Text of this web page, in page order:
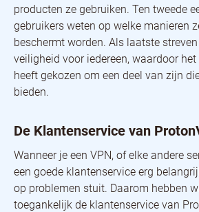
producten ze gebruiken. Ten tweede
gebruikers weten op welke manieren
beschermt worden. Als laatste
veiligheid voor iedereen, waardoor
heeft gekozen om een deel van zijn
bieden.
De Klantenservice van
Wanneer je een VPN, of elke andere
een goede klantenservice erg
op problemen stuit. Daarom hebben
toegankelijk de klantenservice van